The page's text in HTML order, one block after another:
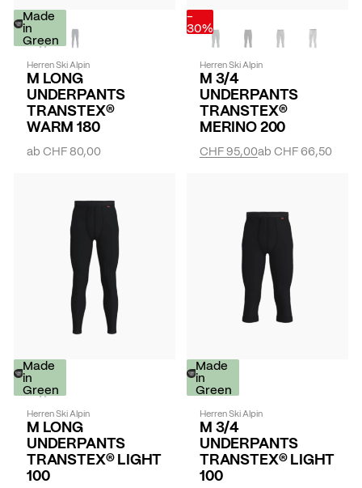
Made
in
Green
Herren Ski Alpin
M LONG
UNDERPANTS
TRANSTEX®
WARM 180
abCHF 80,00
-
30%
Herren Ski Alpin
M 3/4
UNDERPANTS
TRANSTEX®
MERINO 200
abCHF 66,50
CHF 95,00
Made
in
Green
Herren Ski Alpin
M LONG
UNDERPANTS
TRANSTEX® LIGHT
100
Made
in
Green
Herren Ski Alpin
M 3/4
UNDERPANTS
TRANSTEX® LIGHT
100